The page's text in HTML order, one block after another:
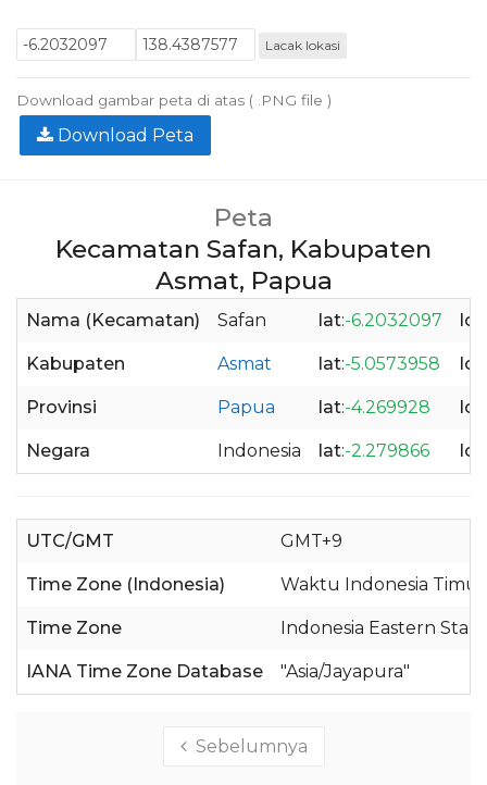
Lacak lokasi
Download gambar peta di atas ( .PNG file )
Download Peta
Peta
Kecamatan Safan, Kabupaten
Asmat, Papua
Nama (Kecamatan) Safan lat:-6.2032097
Kabupaten Asmat lat:-5.0573958
Provinsi Papua lat:-4.269928
Negara Indonesia lat:-2.279866
UTC/GMT GMT+9
Time Zone (Indonesia) Waktu Indonesia
Time Zone Indonesia Eastern
IANA Time Zone Database "Asia/Jayapura"
Sebelumnya